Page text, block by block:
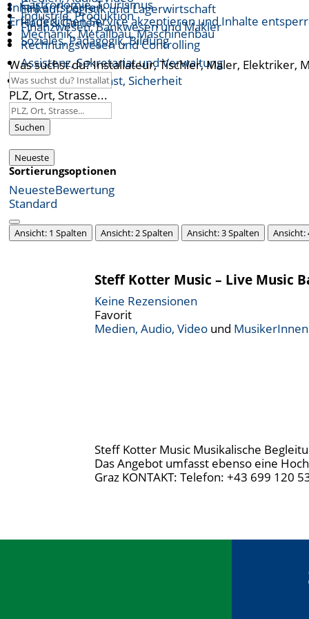
Gastronomie, Tourismus
Haus & Garten
Soziales, Pädagogik, Bildung
Industrie, Produktion
Mechanik, Metallbau, Maschinenbau
Einkauf, Logistik und Lagerwirtschaft
Finanzwesen, Bankwesen und Makler
Rechnungswesen und Controlling
Assistenz, Sekretariat und Verwaltung
Öffentlicher Dienst, Sicherheit
Inhalt entsperren
Erforderlichen Service akzeptieren und Inhalte
Was suchst du? Installateur, Tischler, Maler, Elektriker,
PLZ, Ort, Strasse...
Suchen
Neueste
Sortierungsoptionen
NeuesteBewertung
Standard
Ansicht: 1 Spalten Ansicht: 2 Spalten Ansicht: 3 Spalten Ansicht:
Steff Kotter Music – Live Music
Keine Rezensionen
Favorit
Medien, Audio, Videound MusikerInnen
Steff Kotter Music Musikalische
Das Angebot umfasst ebenso eine
Graz KONTAKT: Telefon: +43 699 120